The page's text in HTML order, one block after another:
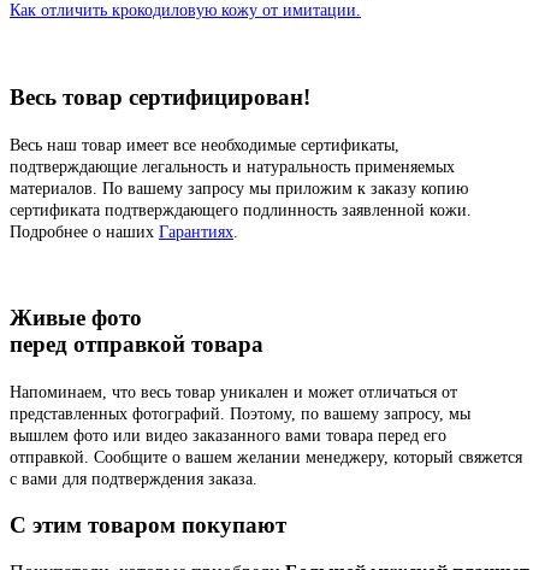
Как отличить крокодиловую кожу от имитации.
Весь товар сертифицирован!
Весь наш товар имеет все необходимые сертификаты,
подтверждающие легальность и натуральность применяемых
материалов. По вашему запросу мы приложим к заказу копию
сертификата подтверждающего подлинность заявленной кожи.
Подробнее о наших Гарантиях
Живые фото
перед отправкой товара
Напоминаем, что весь товар уникален и может отличаться от
представленных фотографий. Поэтому, по вашему запросу, мы
вышлем фото или видео заказанного вами товара перед его
отправкой. Сообщите о вашем желании менеджеру, который свяжется
с вами для подтверждения заказа.
C этим товаром покупают